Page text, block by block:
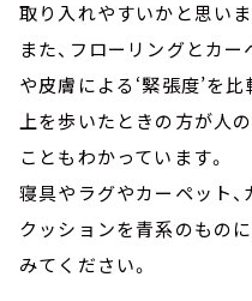
取り入れやすいかと思いま
また、フローリングとカ
や皮膚による‘緊張度’を
上を歩いたときの方が人
こともわかっています。
寝具やラグやカーペット
クッションを青系のもの
みてください。